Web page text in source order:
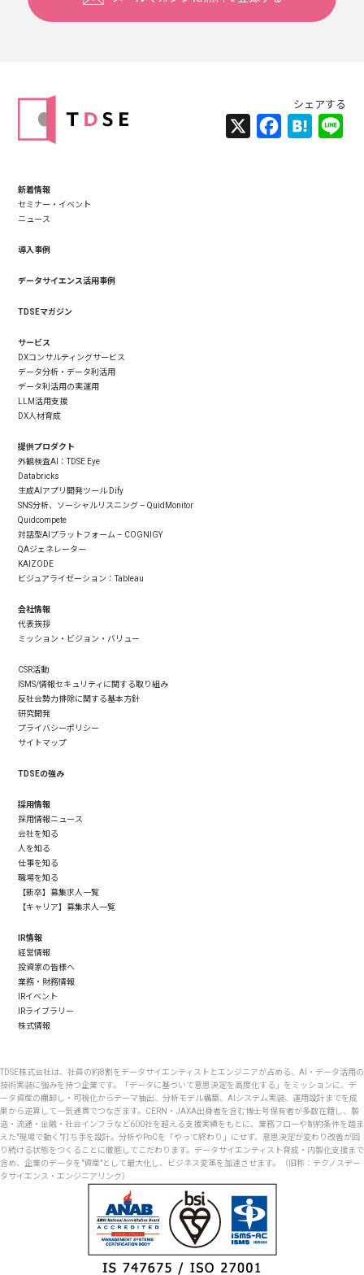
Facebook
Hatena
新着情報
セミナー・イベント
ニュース
導入事例
データサイエンス活用事例
TDSEマガジン
サービス
DXコンサルティングサービス
データ分析・データ利活用
データ利活用の実運用
LLM活用支援
DX人材育成
提供プロダクト
外観検査AI：TDSE Eye
Databricks
生成AIアプリ開発ツール Dify
SNS分析、ソーシャルリスニング – QuidMonitor
Quidcompete
対話型AIプラットフォーム – COGNIGY
QAジェネレーター
KAIZODE
ビジュアライゼーション：Tableau
会社情報
代表挨拶
ミッション・ビジョン・バリュー
CSR活動
ISMS/情報セキュリティに関する取り組み
反社会勢力排除に関する基本方針
研究開発
プライバシーポリシー
サイトマップ
TDSEの強み
採用情報
採用情報ニュース
会社を知る
人を知る
仕事を知る
職場を知る
【新卒】募集求人一覧
【キャリア】募集求人一覧
IR情報
経営情報
投資家の皆様へ
業務・財務情報
IRイベント
IRライブラリー
株式情報
TDSE株式会社は、社員の約8割をデータサイエンティストとエンジニアが占める、AI・データ活用の
技術実装に強みを持つ企業です。「データに基づいて意思決定を高度化する」をミッションに、デ
ータ資産の棚卸し・可視化からテーマ抽出、分析モデル構築、AIシステム実装、運用設計までを成
果から逆算して一気通貫でつなぎます。CERN・JAXA出身者を含む博士号保有者が多数在籍し、製
造・流通・金融・社会インフラなど600社を超える支援実績をもとに、業務フローや制約条件を踏ま
えた"現場で動く"打ち手を設計。分析やPoCを「やって終わり」にせず、意思決定が変わり改善が回
り続ける状態をつくることに徹底してこだわります。データサイエンティスト育成・内製化支援まで
含め、企業のデータを"資産"として最大化し、ビジネス変革を加速させます。（旧称：テクノスデー
タサイエンス・エンジニアリング）